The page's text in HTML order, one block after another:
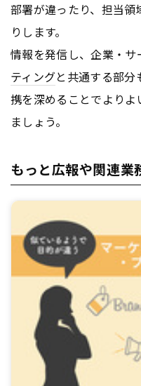
部署が違ったり、担当
りします。
情報を発信し、企業・
ティングと共通する部
携を深めることでよりよ
ましょう。
もっと広報や関連業